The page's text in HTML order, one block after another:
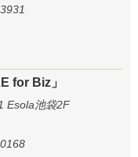
for Biz」
Esola池袋2F